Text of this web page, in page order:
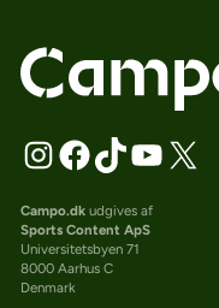
Campo.dkudgives af
Sports Content ApS
Universitetsbyen 71
8000 Aarhus C
Denmark